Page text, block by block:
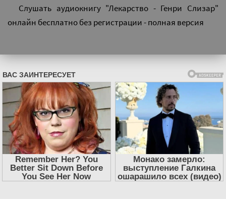
Слушать аудиокнигу "Лекарство - Генри Слизар"
онлайн бесплатно без регистрации - полная версия